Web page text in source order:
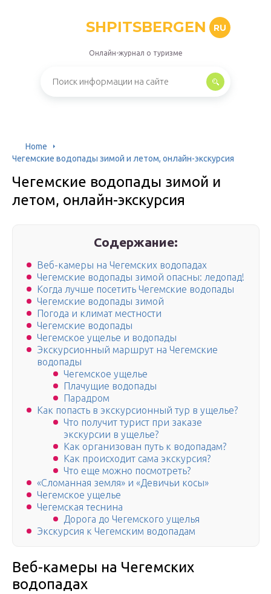
SHPITSBERGEN RU
Онлайн-журнал о туризме
Home
Чегемские‌ ‌водопады‌ ‌зимой‌ ‌и‌ ‌летом,‌ ‌онлайн-экскурсия‌
Чегемские‌ ‌водопады‌ ‌зимой‌ ‌и‌
‌летом,‌ ‌онлайн-экскурсия‌
Содержание:
Веб-камеры на Чегемских водопадах
Чегемские водопады зимой опасны: ледопад!
Когда лучше посетить Чегемские водопады
Чегемские водопады зимой
Погода и климат местности
Чегемские водопады
Чегемское ущелье и водопады
Экскурсионный маршрут на Чегемские
водопады
Чегемское ущелье
Плачущие водопады
Парадром
Как попасть в экскурсионный тур в ущелье?
Что получит турист при заказе
экскурсии в ущелье?
Как организован путь к водопадам?
Как происходит сама экскурсия?
Что еще можно посмотреть?
«Сломанная земля» и «Девичьи косы»
Чегемское ущелье
Чегемская теснина
Дорога до Чегемского ущелья
Экскурсия к Чегемским водопадам
Веб-камеры на Чегемских
водопадах